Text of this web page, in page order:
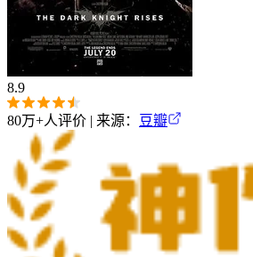
8.9
80万+人评价 | 来源： 豆瓣